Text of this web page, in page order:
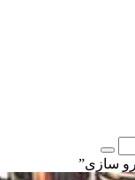
ﺳﺎﺯﯼ”